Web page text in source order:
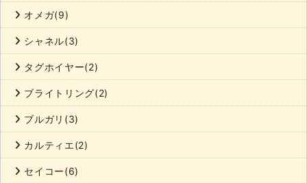
オメガ(9)
シャネル(3)
タグホイヤー(2)
ブライトリング(2)
ブルガリ(3)
カルティエ(2)
セイコー(6)